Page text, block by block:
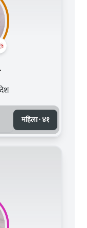
महिला · ४१